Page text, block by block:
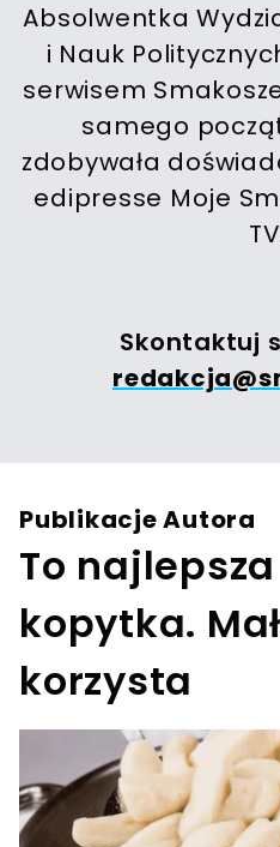
Absolwentka
i Nauk
serwisem
samego
zdobywała
edipresse Moje
Skontaktuj
Publikacje Autora
To
kopytka.
korzysta